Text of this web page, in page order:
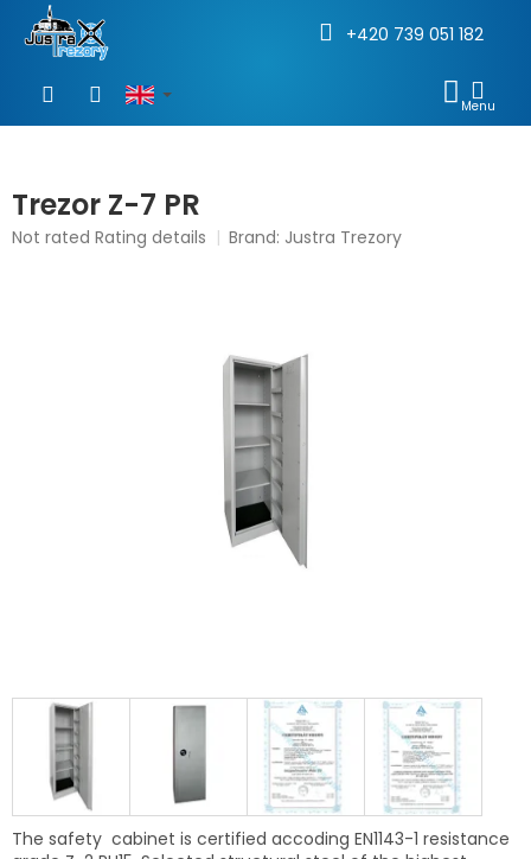
content
+420 739 051 182
Trezor Z-7 PR
The
Not rated Rating details Brand: Justra Trezory
The safety cabinet is certified accoding EN1143-1 resistance